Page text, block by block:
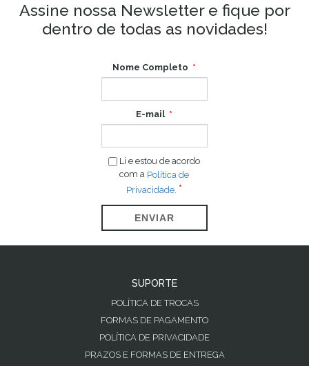
Assine nossa Newsletter e fique por
dentro de todas as novidades!
Nome Completo
E-mail
Li e estou de acordo
com a Política de
Privacidade.
ENVIAR
SUPORTE
POLÍTICA DE TROCAS
FORMAS DE PAGAMENTO
POLÍTICA DE PRIVACIDADE
PRAZOS E FORMAS DE ENTREGA